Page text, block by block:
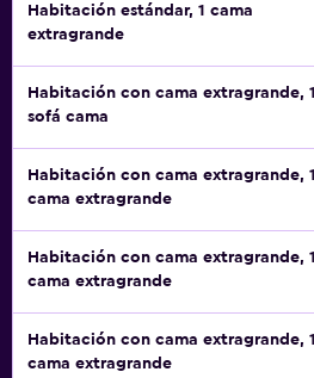
Habitación estándar, 1 cama
extragrande
Habitación con cama extragrande, 1
sofá cama
Habitación con cama extragrande, 1
cama extragrande
Habitación con cama extragrande, 1
cama extragrande
Habitación con cama extragrande, 1
cama extragrande